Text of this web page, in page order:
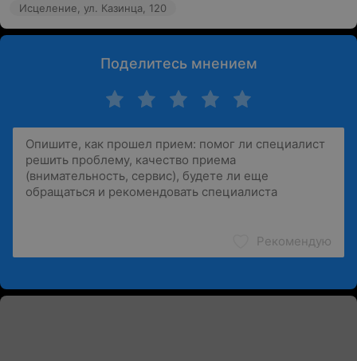
Исцеление, ул. Казинца, 120
Поделитесь мнением
Рекомендую